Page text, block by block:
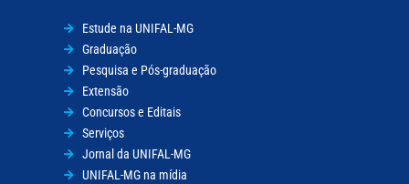
Estude na UNIFAL-MG
Graduação
Pesquisa e Pós-graduação
Extensão
Concursos e Editais
Serviços
Jornal da UNIFAL-MG
UNIFAL-MG na mídia